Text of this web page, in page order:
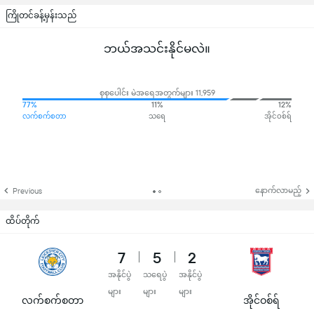
ကြိုတင်ခန့်မှန်းသည်
ဘယ်အသင်းနိုင်မလဲ။
စုစုပေါင်း မဲအရေအတွက်များ 11,959
77%
လက်စက်စတာ
11%
သရေ
12%
အိုင်ဝစ်ရ်
Previous နောက်လာမည့်
ထိပ်တိုက်
လက်စက်စတာ
7
အနိုင်ပွဲ
များ
5
သရေပွဲ
များ
2
အနိုင်ပွဲ
များ
အိုင်ဝစ်ရ်